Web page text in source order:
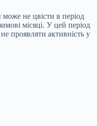
не цвісти в період
місяці. У цей період
проявляти активність у